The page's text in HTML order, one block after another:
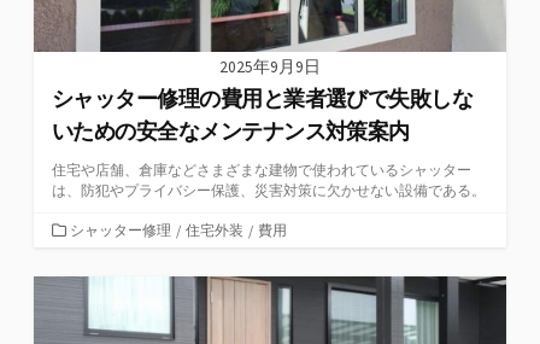
2025年9月9日
シャッター修理の費用と業者選びで失敗しな
いための安全なメンテナンス対策案内
住宅や店舗、倉庫などさまざまな建物で使われているシャッター
は、防犯やプライバシー保護、災害対策に欠かせない設備である。
カ
ゴ
シャッター修理 / 住宅外装 / 費用